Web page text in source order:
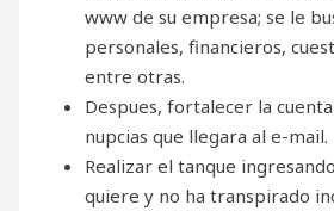
www de su empresa; se le
personales, financieros,
entre otras.
Despues, fortalecer la
nupcias que llegara al e-mail.
Realizar el tanque
quiere y no ha transpirado